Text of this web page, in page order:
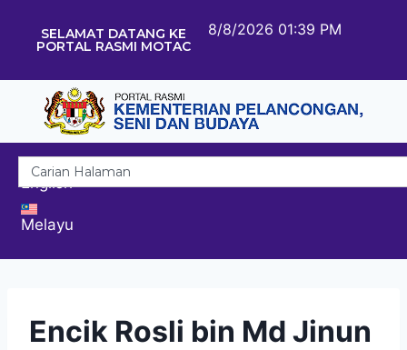
SELAMAT DATANG KE
PORTAL RASMI MOTAC
8/8/2026 01:39 PM
English
Melayu
Encik Rosli bin Md Jinun